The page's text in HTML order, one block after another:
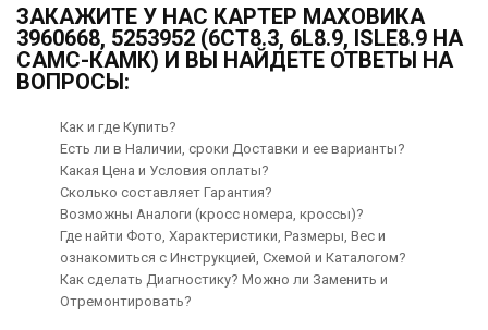
ЗАКАЖИТЕ У НАС КАРТЕР МАХОВИКА
3960668, 5253952 (6CT8.3, 6L8.9, ISLE8.9 НА
CAMC-КАМК) И ВЫ НАЙДЕТЕ ОТВЕТЫ НА
ВОПРОСЫ:
Как и где Купить?
Есть ли в Наличии, сроки Доставки и ее варианты?
Какая Цена и Условия оплаты?
Сколько составляет Гарантия?
Возможны Аналоги (кросс номера, кроссы)?
Где найти Фото, Характеристики, Размеры, Вес и
ознакомиться с Инструкцией, Схемой и Каталогом?
Как сделать Диагностику? Можно ли Заменить и
Отремонтировать?